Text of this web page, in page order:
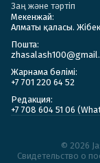
Заң және тәртіп
Мекенжай:
Алматы қаласы.
Пошта:
Жарнама бөлімі:
+7 701 220 64 52
Редакция:
+7 708 604 51 06
© 2026
Cвидетельство о